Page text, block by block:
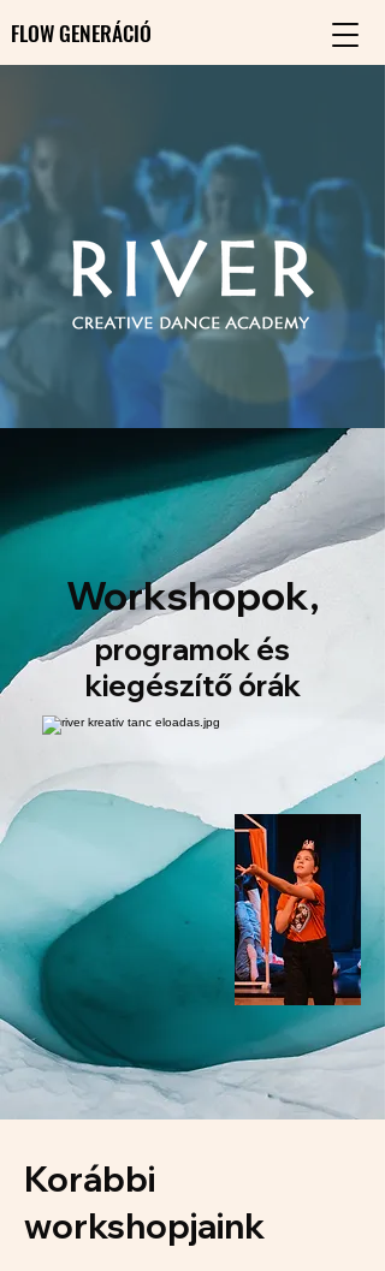
FLOW GENERÁCIÓ
FLOW GENERÁCIÓ
Workshopok,
programok és
kiegészítő órák
Korábbi
workshopjaink